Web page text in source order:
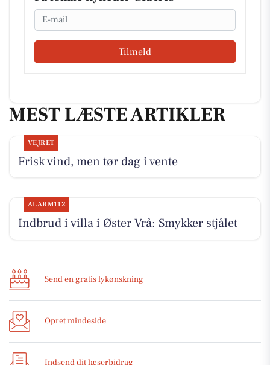
Email
Tilmeld
MEST LÆSTE ARTIKLER
VEJRET
Frisk vind, men tør dag i vente
ALARM112
Indbrud i villa i Øster Vrå: Smykker stjålet
Send en gratis lykønskning
Opret mindeside
Indsend dit læserbidrag